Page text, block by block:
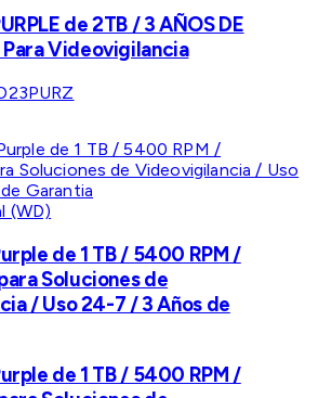
de 2TB / 3 AÑOS DE
Videovigilancia
(WD)
de 1 TB / 5400 RPM /
Soluciones de
/ Uso 24-7 / 3 Años de
de 1 TB / 5400 RPM /